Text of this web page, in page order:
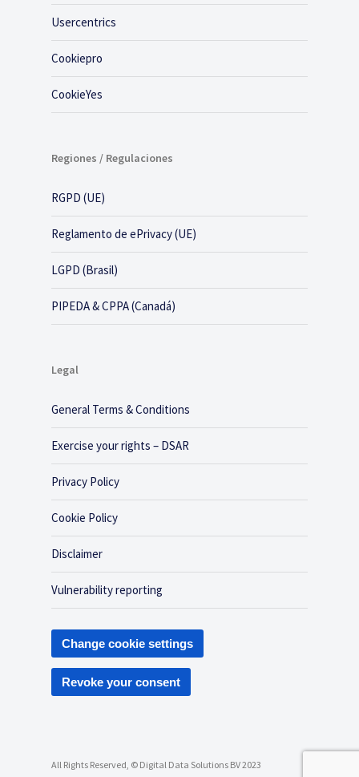
Usercentrics
Cookiepro
CookieYes
Regiones / Regulaciones
RGPD (UE)
Reglamento de ePrivacy (UE)
LGPD (Brasil)
PIPEDA & CPPA (Canadá)
Legal
General Terms & Conditions
Exercise your rights – DSAR
Privacy Policy
Cookie Policy
Disclaimer
Vulnerability reporting
Change cookie settings
Revoke your consent
All Rights Reserved, © Digital Data Solutions BV 2023